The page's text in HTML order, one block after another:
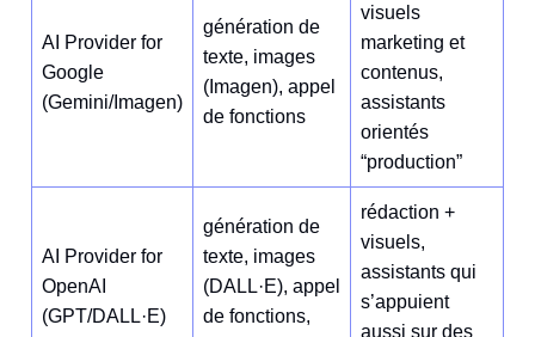
AI Provider for
Google
(Gemini/Imagen)
génération de
texte, images
(Imagen), appel
de fonctions
visuels
marketing et
contenus,
assistants
orientés
“production”
AI Provider for
OpenAI
(GPT/DALL·E)
génération de
texte, images
(DALL·E), appel
de fonctions,
rédaction +
visuels,
assistants qui
s’appuient
aussi sur des